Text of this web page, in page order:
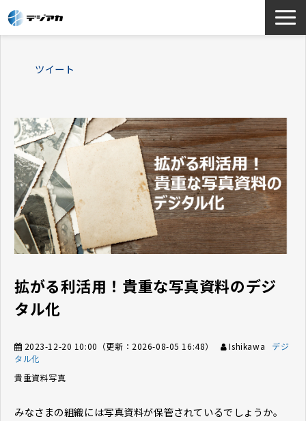
導入事例
よくあるご質問
ツイート
拡がる利活用！貴重な写真資料のデジ
タル化
2023-12-20 10:00 （更新： 2026-08-05 16:48） Ishikawa
デジ
タル化
貴重資料写真
みなさまの組織には写真資料が保管されているでしょうか。